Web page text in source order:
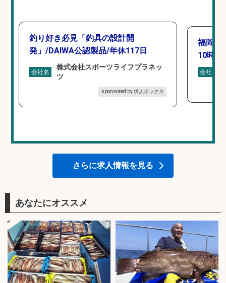
釣り好き必見「釣具の設計開
発」/DAIWA公認製品/年休117日
会社名
株式会社スポーツライフプラネッ
ツ
sponsored by 求人ボックス
福岡「
10時間
会社名
さらに求人情報を見る
あなたにオススメ